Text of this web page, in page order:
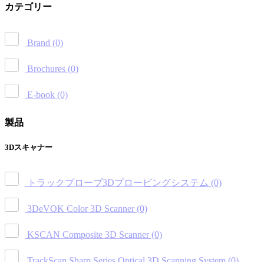
カテゴリー
Brand (0)
Brochures (0)
E-book (0)
製品
3Dスキャナー
トラックプローブ3Dプロービングシステム (0)
3DeVOK Color 3D Scanner (0)
KSCAN Composite 3D Scanner (0)